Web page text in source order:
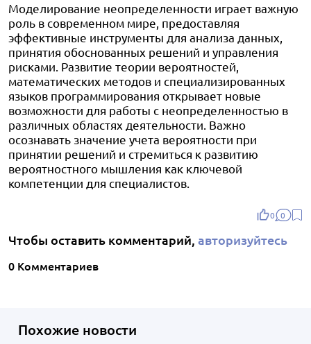
Моделирование неопределенности играет важную
роль в современном мире, предоставляя
эффективные инструменты для анализа данных,
принятия обоснованных решений и управления
рисками. Развитие теории вероятностей,
математических методов и специализированных
языков программирования открывает новые
возможности для работы с неопределенностью в
различных областях деятельности. Важно
осознавать значение учета вероятности при
принятии решений и стремиться к развитию
вероятностного мышления как ключевой
компетенции для специалистов.
0 0
Чтобы оставить комментарий, авторизуйтесь
0 Комментариев
Похожие новости